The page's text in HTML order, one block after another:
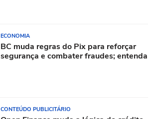
ECONOMIA
BC muda regras do Pix para reforçar
segurança e combater fraudes; entenda
CONTEÚDO PUBLICITÁRIO